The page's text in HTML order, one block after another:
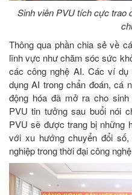
Sinh viên PVU tích cực trao
Thông qua phần chia sẻ về
lĩnh vực như chăm sóc sức
các công nghệ AI. Các ví
dụng AI trong chẩn đoán, cá
động hóa đã mở ra cho
PVU tin tưởng sau buổi nói
PVU sẽ được trang bị những
với xu hướng chuyển đổi
nghiệp trong thời đại công